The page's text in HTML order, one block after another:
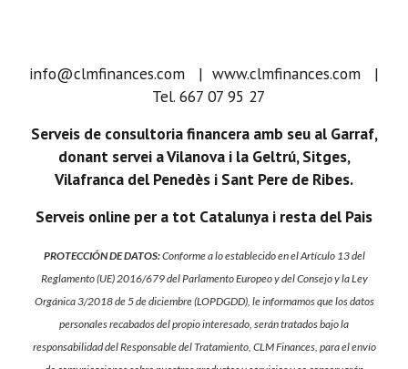
info@clmfinances.com | www.clmfinances.com |
Tel. 667 07 95 27
Serveis de consultoria financera amb seu al Garraf,
donant servei a Vilanova i la Geltrú, Sitges,
Vilafranca del Penedès i Sant Pere de Ribes.
Serveis online per a tot Catalunya i resta del Pais
PROTECCIÓN DE DATOS:Conforme a lo establecido en el Artículo 13 del
Reglamento (UE) 2016/679 del Parlamento Europeo y del Consejo y la Ley
Orgánica 3/2018 de 5 de diciembre (LOPDGDD), le informamos que los datos
personales recabados del propio interesado, serán tratados bajo la
responsabilidad del Responsable del Tratamiento, CLM Finances, para el envío